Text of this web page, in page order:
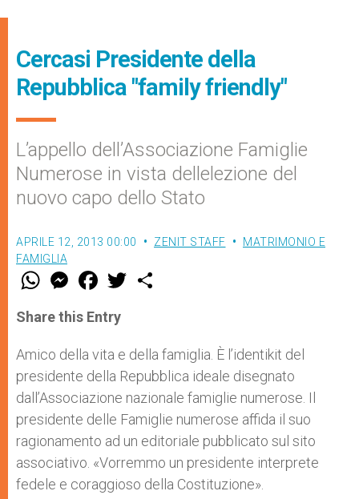
Cercasi Presidente della
Repubblica "family friendly"
L’appello dell’Associazione Famiglie
Numerose in vista dellelezione del
nuovo capo dello Stato
APRILE 12, 2013 00:00 ZENIT STAFF
MATRIMONIO E
FAMIGLIA
W
t
s
p
p
M
e
s
e
g
e
r
F
a
e
b
o
k
w
r
Share this Entry
Amico della vita e della famiglia. È l’identikit del
presidente della Repubblica ideale disegnato
dall’Associazione nazionale famiglie numerose. Il
presidente delle Famiglie numerose affida il suo
ragionamento ad un editoriale pubblicato sul sito
associativo. «Vorremmo un presidente interprete
fedele e coraggioso della Costituzione».